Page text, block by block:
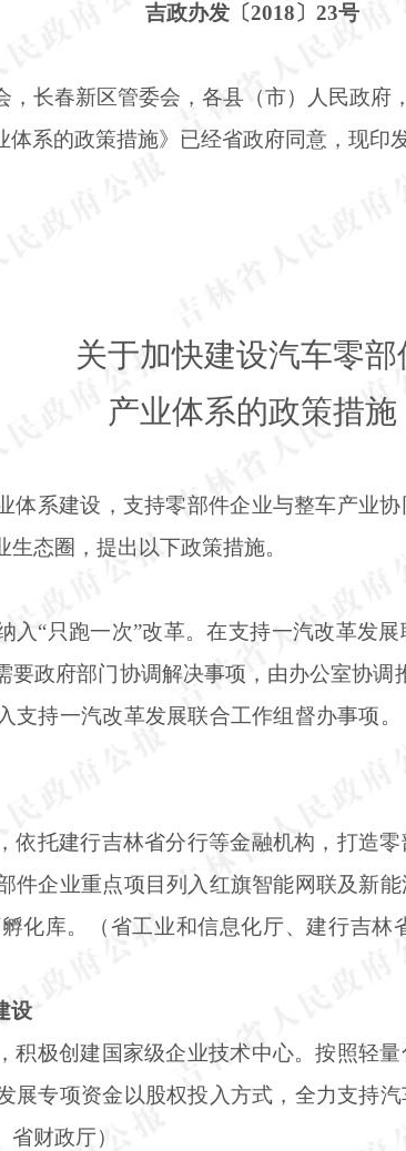
吉政办发〔2018〕23号
长春新区管委会，各县（市）人民政府
体系的政策措施》已经省政府同意，现印
关于加快建设汽车零部
产业体系的政策措施
体系建设，支持零部件企业与整车产业
态圈，提出以下政策措施。
入“只跑一次”改革。在支持一汽改革发
要政府部门协调解决事项，由办公室协调
支持一汽改革发展联合工作组督办事项
依托建行吉林省分行等金融机构，打造
件企业重点项目列入红旗智能网联及新
化库。（省工业和信息化厅、建行吉
设
积极创建国家级企业技术中心。按照轻
展专项资金以股权投入方式，全力支持
财政厅）